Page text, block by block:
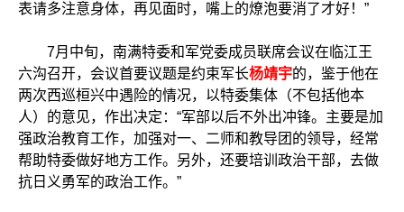
表请多注意身体，再见面时，嘴上的燎泡要消了才好！”
7月中旬，南满特委和军党委成员联席会议在临江王
六沟召开，会议首要议题是约束军长杨靖宇的，鉴于他在
两次西巡桓兴中遇险的情况，以特委集体（不包括他本
人）的意见，作出决定：“军部以后不外出冲锋。主要是加
强政治教育工作，加强对一、二师和教导团的领导，经常
帮助特委做好地方工作。另外，还要培训政治干部，去做
抗日义勇军的政治工作。”